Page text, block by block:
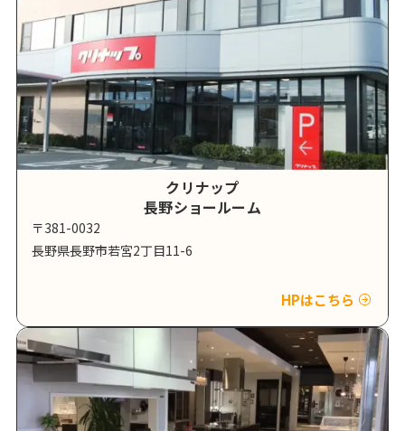
クリナップ
長野ショールーム
〒381-0032
長野県長野市若宮2丁目11-6
HPはこちら